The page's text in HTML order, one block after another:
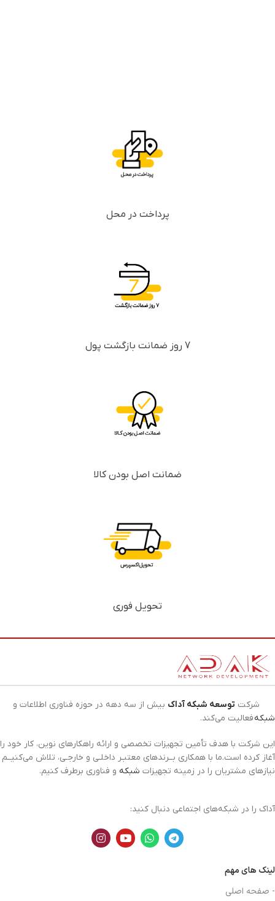
پرداخت در محل
7 روز ضمانت بازگشت پول
ضمانت اصل بودن کالا
تحویل فوری
شرکت توسعه شبکه آداک بیش از سه دهه در حوزه فناوری اطلاعات و
شبکهفعالیت می‌کند.
این شرکت با هدف تأمین تجهیزات تخصصی و ارائه راهکارهای نوین، کار خود را
آغاز کرده است.ما با همکاری بــرندهای معتبـر داخلـی و خارجـی، تلاش می‌کنیــم
نیازهای مشتریان را در زمینه تجهیزات شبکه و فناوری برطرف کنیم.
آداک را در شبکه‌های اجتماعی دنبال کنید:
لینک های مهم
- صفحه اصلی